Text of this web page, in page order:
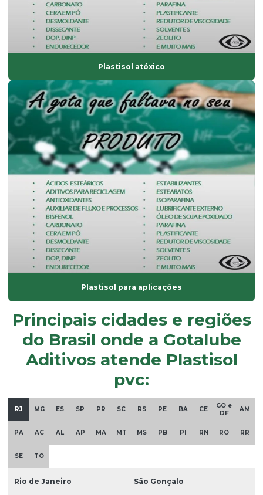
Fornecedor de dinp
Fornecedor de isoparafina
Fornecedor de oxido de zinco
Fornecedor de solvente atóxico
Graxa base vegetal
Isoparafina
Isoparafina comprar
Isoparafina líquida
Isoparafina líquida preço
Lubrificante externo
óleo dinp
óleo dop
óleo plastificante para borracha
óleo de soja epoxidado
óleos plastificantes
Onde comprar plastificantes
óxido de alumínio
óxido de magnésio
Parafina em pó
Plastificante de base vegetal atóxico
Plastisol atóxico
Plastisol para aplicações
Principais cidades e regiões
do Brasil onde a Gotalube
Aditivos atende Plastisol
pvc:
RJ MG ES SP PR SC RS PE BA CE
GO e
DF
AM
PA AC AL AP MA MT MS PB PI RN RO RR
SE TO
Rio de Janeiro São Gonçalo